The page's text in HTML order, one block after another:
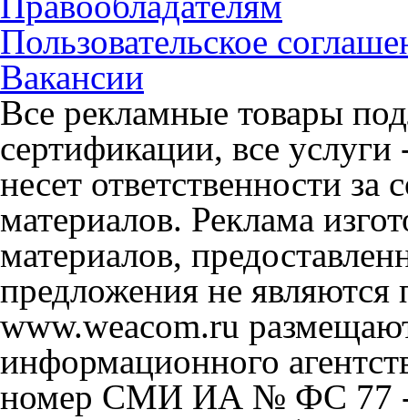
Пользовательское
Вакансии
Все рекламные товары
сертификации, все
несет ответственности
материалов. Реклама
материалов,
предложения не
www.weacom.ru
информационного
номер СМИ ИА № ФС 77 -